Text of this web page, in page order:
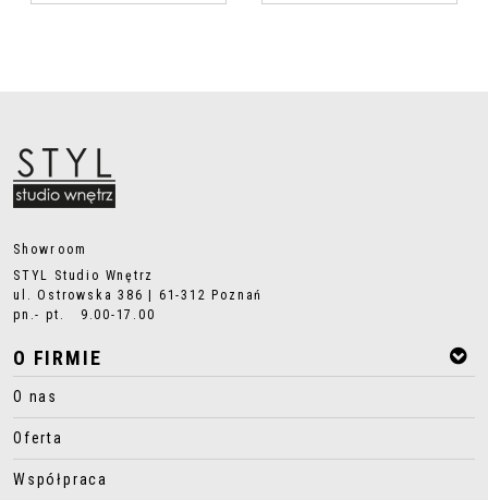
Showroom
STYL Studio Wnętrz
ul. Ostrowska 386 | 61-312 Poznań
pn.- pt. 9.00-17.00
O FIRMIE
O nas
Oferta
Współpraca